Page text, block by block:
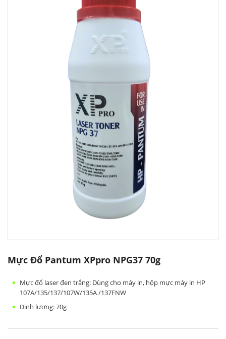
Mực Đổ Pantum XPpro NPG37 70g
Mực đổ laser đen trắng: Dùng cho máy in, hộp mực máy in HP
107A/135/137/107W/135A /137FNW
Định lượng: 70g